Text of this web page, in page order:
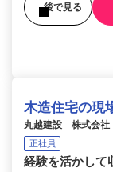
後で見る
木造住宅の現
丸越建設 株式会社
正社員
経験を活かして